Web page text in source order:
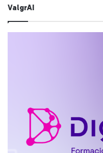
ValgrAI